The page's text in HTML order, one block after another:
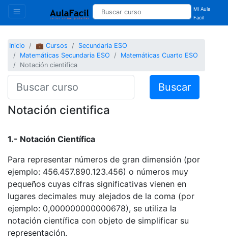
Mi Aula
Facil
Inicio 💼 Cursos
Secundaria ESO
Matemáticas Secundaria ESO
Matemáticas Cuarto ESO
Notación cientifica
Buscar
Notación cientifica
1.- Notación Científica
Para representar números de gran dimensión (por
ejemplo: 456.457.890.123.456) o números muy
pequeños cuyas cifras significativas vienen en
lugares decimales muy alejados de la coma (por
ejemplo: 0,000000000000678), se utiliza la
notación científica con objeto de simplificar su
representación.